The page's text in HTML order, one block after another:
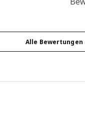
Alle Bewertungen